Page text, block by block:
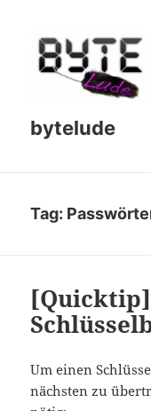
bytelude
Tag:
Um einen
nächsten zu